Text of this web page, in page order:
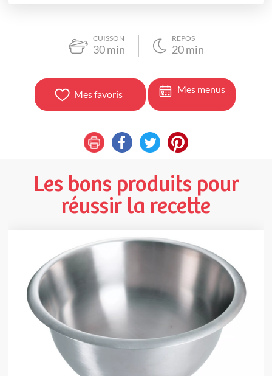
CUISSON
30min
REPOS
20min
Mes favoris Mes menus
Les bons produits pour
réussir la recette